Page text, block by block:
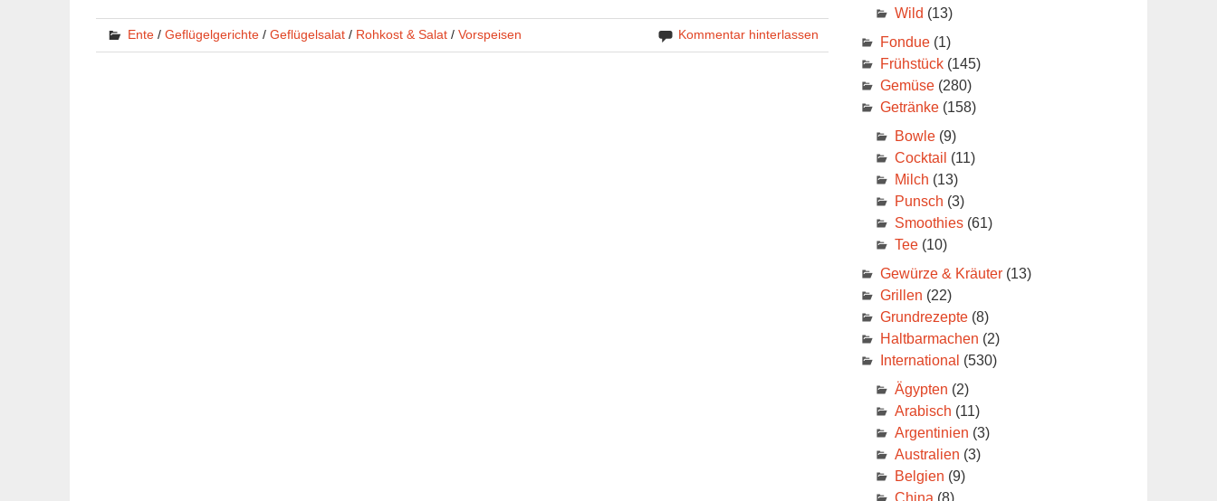
Ente/ Geflügelgerichte/ Geflügelsalat/ Rohkost & Salat/ Vorspeisen Kommentar hinterlassen
Wild (13)
Fondue(1)
Frühstück(145)
Gemüse(280)
Getränke(158)
Bowle(9)
Cocktail (11)
Milch (13)
Punsch (3)
Smoothies(61)
Tee(10)
Gewürze & Kräuter(13)
Grillen (22)
Grundrezepte(8)
Haltbarmachen (2)
International (530)
Ägypten (2)
Arabisch (11)
Argentinien (3)
Australien (3)
Belgien (9)
China (8)